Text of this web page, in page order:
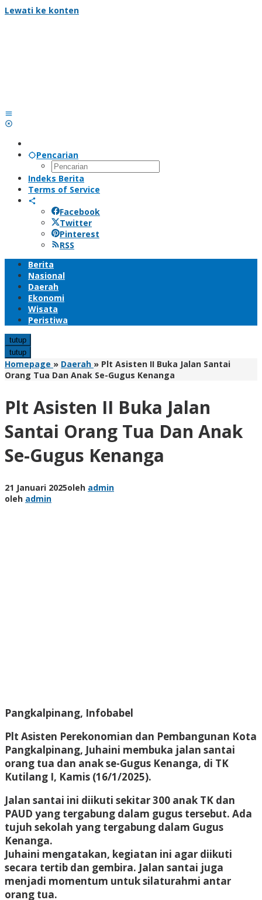
Lewati ke konten
Pencarian
Indeks Berita
Terms of Service
Facebook
Twitter
Pinterest
RSS
Berita
Nasional
Daerah
Ekonomi
Wisata
Peristiwa
tutup
tutup
Homepage » Daerah » Plt Asisten II Buka Jalan Santai
Orang Tua Dan Anak Se-Gugus Kenanga
Plt Asisten II Buka Jalan
Santai Orang Tua Dan Anak
Se-Gugus Kenanga
21 Januari 2025oleh admin
oleh admin
Pangkalpinang, Infobabel
Plt Asisten Perekonomian dan Pembangunan Kota
Pangkalpinang, Juhaini membuka jalan santai
orang tua dan anak se-Gugus Kenanga, di TK
Kutilang I, Kamis (16/1/2025).
Jalan santai ini diikuti sekitar 300 anak TK dan
PAUD yang tergabung dalam gugus tersebut. Ada
tujuh sekolah yang tergabung dalam Gugus
Kenanga.
Juhaini mengatakan, kegiatan ini agar diikuti
secara tertib dan gembira. Jalan santai juga
menjadi momentum untuk silaturahmi antar
orang tua.